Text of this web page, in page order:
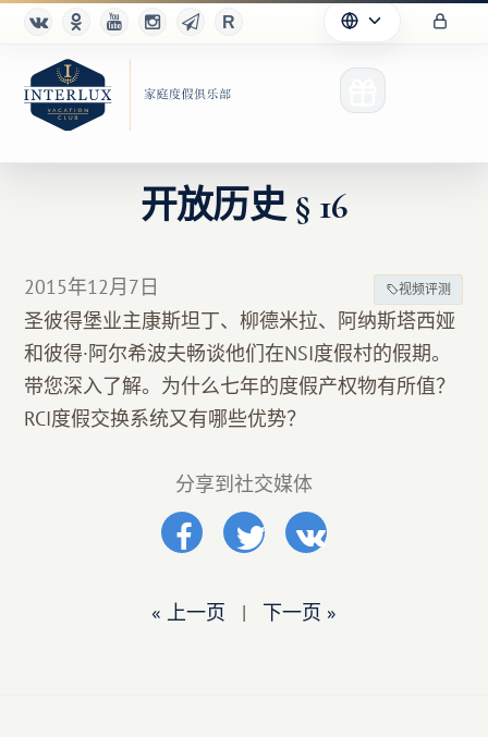
优点
合作伙伴
Благотворительность
开放历史 § 16
2015年12月7日 视频评测
圣彼得堡业主康斯坦丁、柳德米拉、阿纳斯塔西娅
和彼得·阿尔希波夫畅谈他们在NSI度假村的假期。
带您深入了解。为什么七年的度假产权物有所值？
RCI度假交换系统又有哪些优势？
分享到社交媒体
« 上一页 | 下一页 »